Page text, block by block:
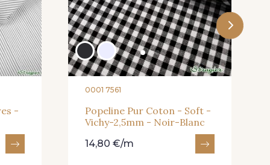
-
0001 7561
Popeline Pur Coton - Soft -
Vichy-2,5mm - Noir-Blanc
14,80 €/m